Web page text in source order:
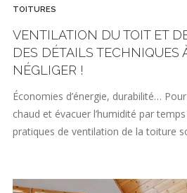
TOITURES
VENTILATION DU TOIT ET
DES DÉTAILS TECHNIQUES
NÉGLIGER !
Économies d’énergie, durabilité…
chaud et évacuer l’humidité par
pratiques de ventilation de la toiture